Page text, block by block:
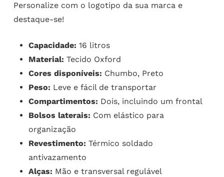
Personalize com o logotipo da sua marca e
destaque-se!
Capacidade: 16 litros
Material: Tecido Oxford
Cores disponíveis: Chumbo, Preto
Peso: Leve e fácil de transportar
Compartimentos: Dois, incluindo um frontal
Bolsos laterais: Com elástico para
organização
Revestimento: Térmico soldado
antivazamento
Alças: Mão e transversal regulável